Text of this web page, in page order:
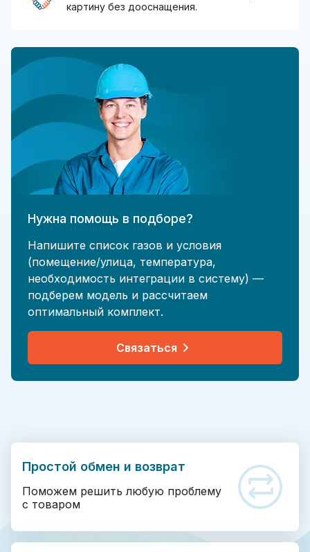
картину без дооснащения.
Нужна помощь в подборе?
Напишите список газов и условия
(помещение/улица, температура,
необходимость интеграции в систему) —
подберем модель и рассчитаем
оптимальный комплект.
Связаться
Простой обмен и возврат
Поможем решить любую проблему
с товаром